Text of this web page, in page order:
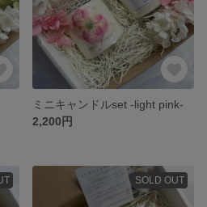
ミニキャンドルset -light pink-
2,200円
SOLD OUT